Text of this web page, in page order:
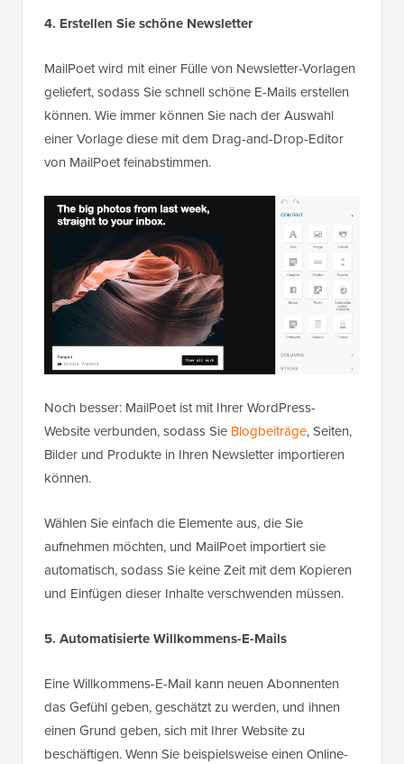
4. Erstellen Sie schöne Newsletter
MailPoet wird mit einer Fülle von Newsletter-Vorlagen
geliefert, sodass Sie schnell schöne E-Mails erstellen
können. Wie immer können Sie nach der Auswahl
einer Vorlage diese mit dem Drag-and-Drop-Editor
von MailPoet feinabstimmen.
Noch besser: MailPoet ist mit Ihrer WordPress-
Website verbunden, sodass Sie Blogbeiträge, Seiten,
Bilder und Produkte in Ihren Newsletter importieren
können.
Wählen Sie einfach die Elemente aus, die Sie
aufnehmen möchten, und MailPoet importiert sie
automatisch, sodass Sie keine Zeit mit dem Kopieren
und Einfügen dieser Inhalte verschwenden müssen.
5. Automatisierte Willkommens-E-Mails
Eine Willkommens-E-Mail kann neuen Abonnenten
das Gefühl geben, geschätzt zu werden, und ihnen
einen Grund geben, sich mit Ihrer Website zu
beschäftigen. Wenn Sie beispielsweise einen Online-